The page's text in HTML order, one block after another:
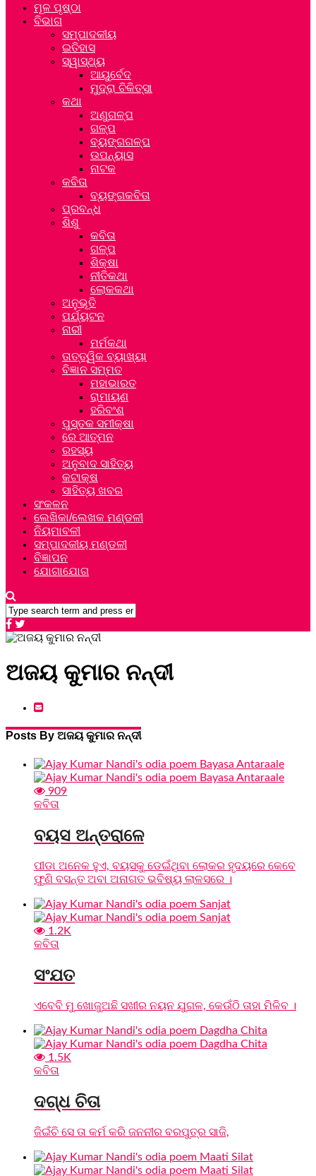
ମୂଳ ପୃଷ୍ଠା
ବିଭାଗ
ସମ୍ପାଦକୀୟ
ଇତିହାସ
ସ୍ୱାସ୍ଥ୍ୟ
ଆୟୁର୍ବେଦ
ମୁଦ୍ରା ଚିକିତ୍ସା
କଥା
ଅଣୁଗଳ୍ପ
ଗଳ୍ପ
ବ୍ୟଙ୍ଗଗଳ୍ପ
ଉପନ୍ୟାସ
ନାଟକ
କବିତା
ବ୍ୟଙ୍ଗକବିତା
ପ୍ରବନ୍ଧ
ଶିଶୁ
କବିତା
ଗଳ୍ପ
ଶିକ୍ଷା
ନୀତିକଥା
ଲୋକକଥା
ଅନୁଭୂତି
ପର୍ଯ୍ୟଟନ
ନାରୀ
ମର୍ମକଥା
ତାତ୍ତ୍ୱିକ ବ୍ୟାଖ୍ୟା
ବିଜ୍ଞାନ ସମ୍ମତ
ମହାଭାରତ
ରାମାୟଣ
ହରିବଂଶ
ପୁସ୍ତକ ସମୀକ୍ଷା
ରେ ଆତ୍ମନ
ରହସ୍ୟ
ଅନୁବାଦ ସାହିତ୍ୟ
କଟାକ୍ଷ
ସାହିତ୍ୟ ଖବର
ସଂକଳନ
ଲେଖିକା/ଲେଖକ ମଣ୍ଡଳୀ
ନିୟମାବଳୀ
ସମ୍ପାଦକୀୟ ମଣ୍ଡଳୀ
ବିଜ୍ଞାପନ
ଯୋଗାଯୋଗ
ଅଜୟ କୁମାର ନନ୍ଦୀ
Posts By ଅଜୟ କୁମାର ନନ୍ଦୀ
909
କବିତା
ବୟସ ଅନ୍ତରାଳେ
ପୀଡା ଅନେକ ହୁଏ, ବୟସକୁ ଡେଇଁଥିବା ଲୋକର ହୃଦୟରେ କେବେ
ଫୁଣି ବସନ୍ତ ଅବା ଅନାଗତ ଭବିଷ୍ୟ ଲାଳସରେ ।
1.2K
କବିତା
ସଂଯତ
ଏବେବି ମୁ ଖୋଜୁଅଛି ସଖୀର ନୟନ ଯୁଗଳ, କେଉଁଠି ତାହା ମିଳିବ ।
1.5K
କବିତା
ଦଗ୍ଧ ଚିତା
ଜିଇଁଚି ସେ ତା କର୍ମ କରି ଜନନୀର ବରପୁତ୍ର ସାଜି,